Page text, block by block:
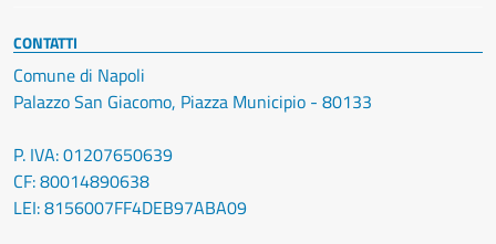
CONTATTI
Comune di Napoli
Palazzo San Giacomo, Piazza Municipio - 80133
P. IVA: 01207650639
CF: 80014890638
LEI: 8156007FF4DEB97ABA09